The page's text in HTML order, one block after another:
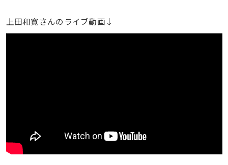
上田和寛さんのライブ動画↓